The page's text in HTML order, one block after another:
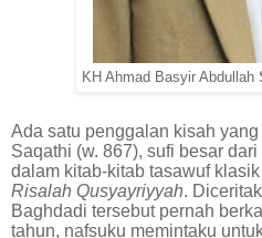
KH Ahmad Basyir Abdullah
Ada satu penggalan kisah
Saqathi (w. 867), sufi besar
dalam kitab-kitab tasawuf
Risalah Qusyayriyyah.
Baghdadi tersebut pernah
tahun, nafsuku memintaku